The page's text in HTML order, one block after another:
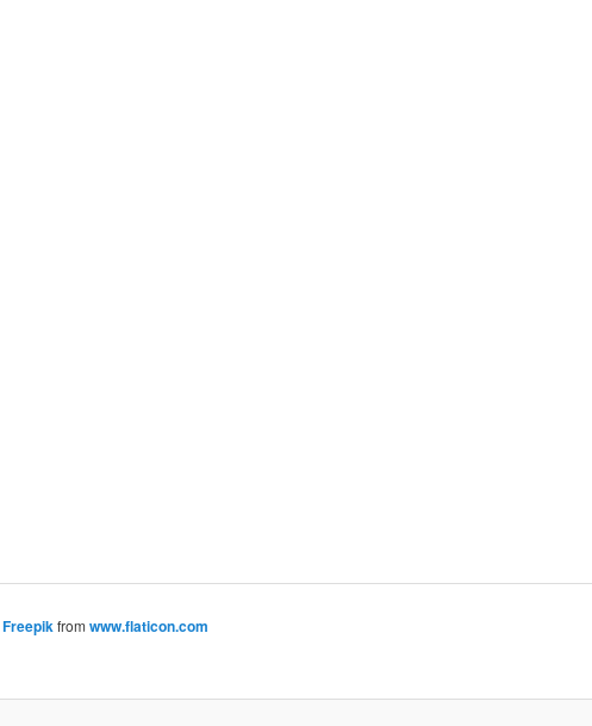
Freepikfrom www.flaticon.com